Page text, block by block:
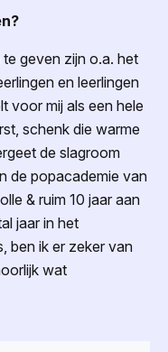
geven zijn o.a. het
en leerlingen
voor mij als een hele
schenk die warme
de slagroom
de popacademie van
& ruim 10 jaar aan
jaar in het
ben ik er zeker van
wat